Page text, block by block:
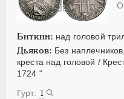
Биткин: над головой
Дьяков: Без
креста над головой /
1724 "
1